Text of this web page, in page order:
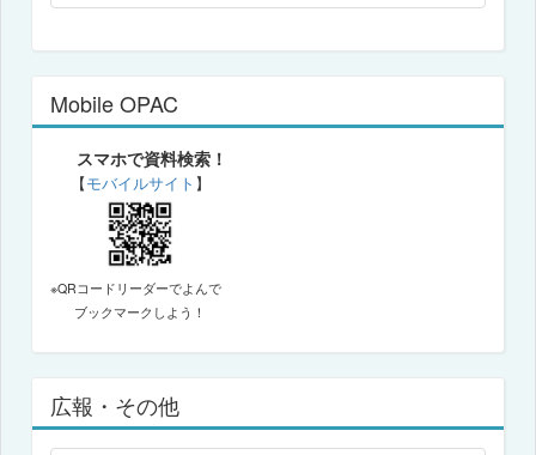
Mobile OPAC
スマホで資料検索！
【モバイルサイト 】
※QRコードリーダーでよんで
ブックマークしよう！
広報・その他